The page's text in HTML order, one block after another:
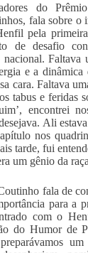
do
fala sobre o
pela
de desafio
Faltava
e a dinâmica
cara. Faltava
tabus e feridas
encontrei
Ali
nos
tarde, fui
um gênio da
fala de
para a
com o
do Humor de